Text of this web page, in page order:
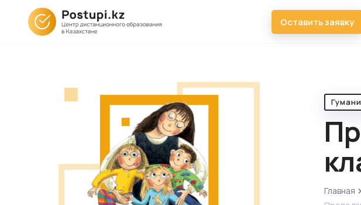
Оставить заявку
Главная